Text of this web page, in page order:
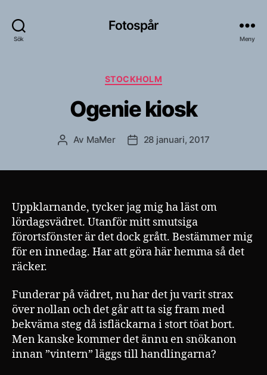
Sök
Fotospår
Meny
Kategorier
STOCKHOLM
Ogenie kiosk
Inläggsförfattare
Av MaMer Inläggsdatum
28 januari, 2017
Uppklarnande, tycker jag mig ha läst om
lördagsvädret. Utanför mitt smutsiga
förortsfönster är det dock grått. Bestämmer mig
för en innedag. Har att göra här hemma så det
räcker.
Funderar på vädret, nu har det ju varit strax
över nollan och det går att ta sig fram med
bekväma steg då isfläckarna i stort töat bort.
Men kanske kommer det ännu en snökanon
innan ”vintern” läggs till handlingarna?